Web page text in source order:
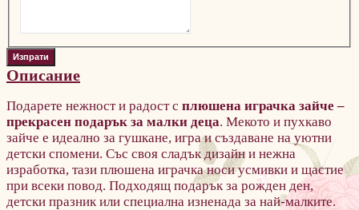
Описание
Подарете нежност и радост с плюшена играчка зайче –
прекрасен подарък за малки деца. Мекото и пухкаво
зайче е идеално за гушкане, игра и създаване на уютни
детски спомени. Със своя сладък дизайн и нежна
изработка, тази плюшена играчка носи усмивки и щастие
при всеки повод. Подходящ подарък за рожден ден,
детски празник или специална изненада за най-малките.